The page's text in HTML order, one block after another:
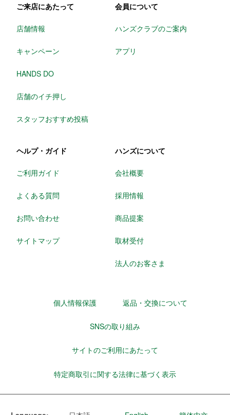
ご来店にあたって
店舗情報
キャンペーン
HANDS DO
店舗のイチ押し
スタッフおすすめ投稿
会員について
ハンズクラブのご案内
アプリ
ヘルプ・ガイド
ご利用ガイド
よくある質問
お問い合わせ
サイトマップ
ハンズについて
会社概要
採用情報
商品提案
取材受付
法人のお客さま
個人情報保護 返品・交換について
SNSの取り組み
サイトのご利用にあたって
特定商取引に関する法律に基づく表示